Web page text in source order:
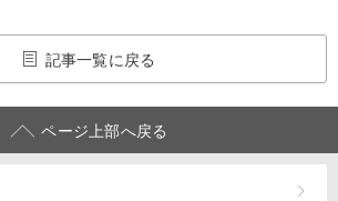
記事一覧に戻る
ページ上部へ戻る